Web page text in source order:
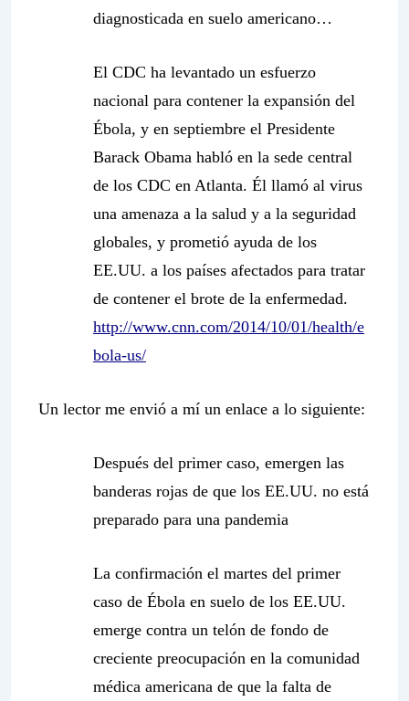
diagnosticada en suelo americano…
El CDC ha levantado un esfuerzo
nacional para contener la expansión del
Ébola, y en septiembre el Presidente
Barack Obama habló en la sede central
de los CDC en Atlanta. Él llamó al virus
una amenaza a la salud y a la seguridad
globales, y prometió ayuda de los
EE.UU. a los países afectados para tratar
de contener el brote de la enfermedad.
http://www.cnn.com/2014/10/01/health/e
bola-us/
Un lector me envió a mí un enlace a lo siguiente:
Después del primer caso, emergen las
banderas rojas de que los EE.UU. no está
preparado para una pandemia
La confirmación el martes del primer
caso de Ébola en suelo de los EE.UU.
emerge contra un telón de fondo de
creciente preocupación en la comunidad
médica americana de que la falta de